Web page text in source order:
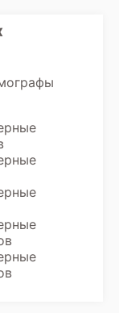
также